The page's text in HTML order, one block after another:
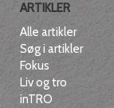
ARTIKLER
Alle artikler
Søg i artikler
Fokus
Liv og tro
inTRO